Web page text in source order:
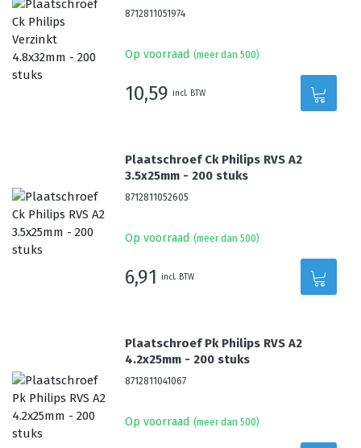
8712811051974
Op voorraad (meer dan 500)
10,59 incl. BTW
Plaatschroef Ck Philips RVS A2
3.5x25mm - 200 stuks
8712811052605
Op voorraad (meer dan 500)
6,91 incl. BTW
Plaatschroef Pk Philips RVS A2
4.2x25mm - 200 stuks
8712811041067
Op voorraad (meer dan 500)